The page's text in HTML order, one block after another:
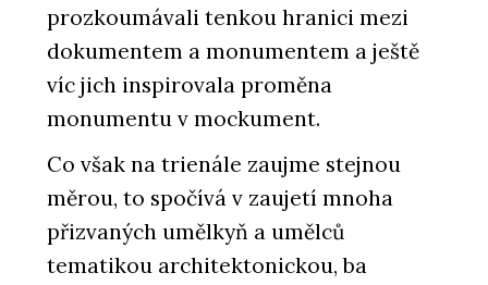
prozkoumávali tenkou hranici mezi
dokumentem a monumentem a ještě
víc jich inspirovala proměna
monumentu v mockument.
Co však na trienále zaujme stejnou
měrou, to spočívá v zaujetí mnoha
přizvaných umělkyň a umělců
tematikou architektonickou, ba